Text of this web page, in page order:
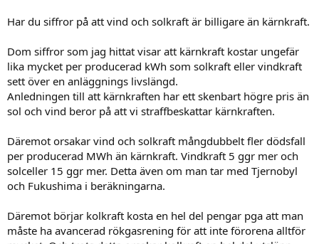
(Och mycket billigare än kärnkraft, men det är en annan femma)
Sen hur man ska hantera situationen när kolkraftverken stängs
innan, eller ett annat alternativ.
Har du siffror på att vind och solkraft är billigare än kärnkraft.
Dom siffror som jag hittat visar att kärnkraft kostar ungefär
lika mycket per producerad kWh som solkraft eller vindkraft
sett över en anläggnings livslängd.
Anledningen till att kärnkraften har ett skenbart högre pris än
sol och vind beror på att vi straffbeskattar kärnkraften.
Däremot orsakar vind och solkraft mångdubbelt fler dödsfall
per producerad MWh än kärnkraft. Vindkraft 5 ggr mer och
solceller 15 ggr mer. Detta även om man tar med Tjernobyl
och Fukushima i beräkningarna.
Däremot börjar kolkraft kosta en hel del pengar pga att man
måste ha avancerad rökgasrening för att inte förorena alltför